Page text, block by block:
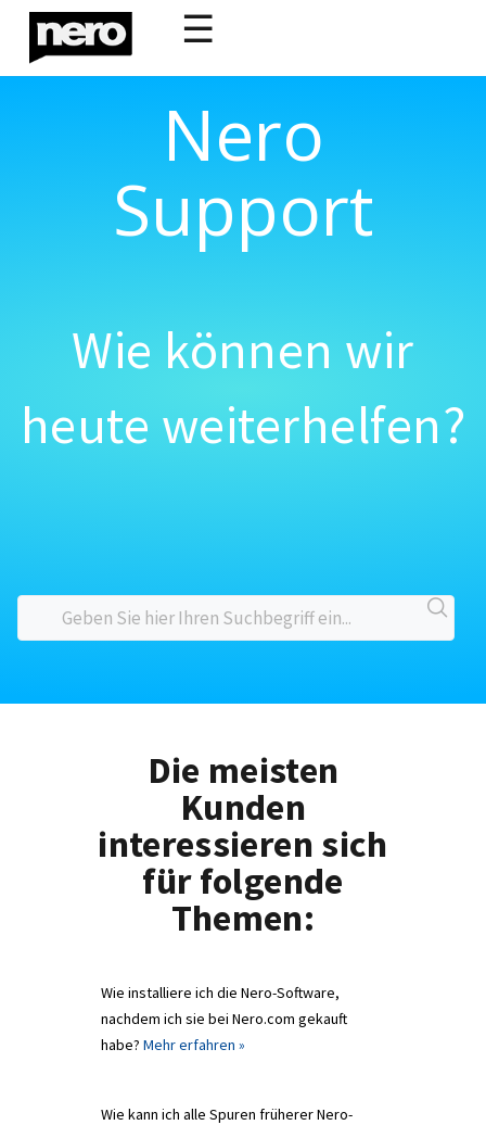
☰
Nero
Support
Wie können wir
heute weiterhelfen?
Die meisten
Kunden
interessieren sich
für folgende
Themen:
Wie installiere ich die Nero-Software,
nachdem ich sie bei Nero.com gekauft
habe? Mehr erfahren »
Wie kann ich alle Spuren früherer Nero-